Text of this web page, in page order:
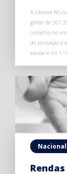
A Câmara
global de
concelho no
de animação e
escolar e no 1.º
Nacional